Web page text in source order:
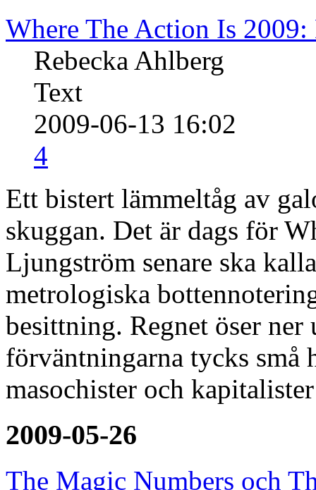
Where The Action Is 2009:
Rebecka Ahlberg
Text
2009-06-13 16:02
4
Ett bistert lämmeltåg av
skuggan. Det är dags för
Ljungström senare ska
metrologiska
besittning. Regnet öser
förväntningarna tycks små
masochister och
2009-05-26
The Magic Numbers och